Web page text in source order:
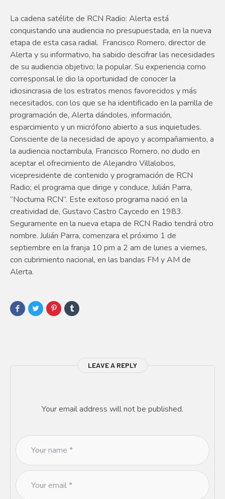
La cadena satélite de RCN Radio: Alerta está
conquistando una audiencia no presupuestada, en la nueva
etapa de esta casa radial. Francisco Romero, director de
Alerta y su informativo, ha sabido descifrar las necesidades
de su audiencia objetivo; la popular. Su experiencia como
corresponsal le dio la oportunidad de conocer la
idiosincrasia de los estratos menos favorecidos y más
necesitados, con los que se ha identificado en la parrilla de
programación de, Alerta dándoles, información,
esparcimiento y un micrófono abierto a sus inquietudes.
Consciente de la necesidad de apoyo y acompañamiento, a
la audiencia noctambula, Francisco Romero, no dudo en
aceptar el ofrecimiento de Alejandro Villalobos,
vicepresidente de contenido y programación de RCN
Radio; el programa que dirige y conduce, Julián Parra,
“Nocturna RCN”. Este exitoso programa nació en la
creatividad de, Gustavo Castro Caycedo en 1983.
Seguramente en la nueva etapa de RCN Radio tendrá otro
nombre. Julián Parra, comenzara el próximo 1 de
septiembre en la franja 10 pm a 2 am de lunes a viernes,
con cubrimiento nacional, en las bandas FM y AM de
Alerta.
LEAVE A REPLY
Your email address will not be published.